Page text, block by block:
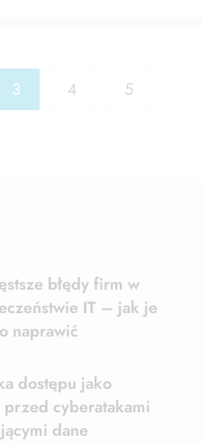
3 4
5
błędy firm w
IT – jak je
naprawić
dostępu jako
przed cyberatakami
dane